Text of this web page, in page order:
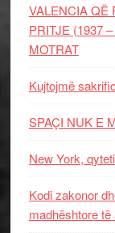
VALENCIA
PRITJE (1937
MOTRAT
Kujtojmë
SPAÇI NUK E
New York,
Kodi zakonor
madhështore